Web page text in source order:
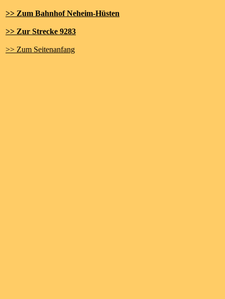
>> Zum Bahnhof Neheim-Hüsten
>> Zur Strecke 9283
>> Zum Seitenanfang